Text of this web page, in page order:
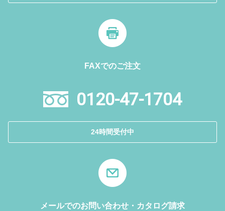
FAXでのご注文
0120-47-1704
24時間受付中
メールでのお問い合わせ・カタログ請求